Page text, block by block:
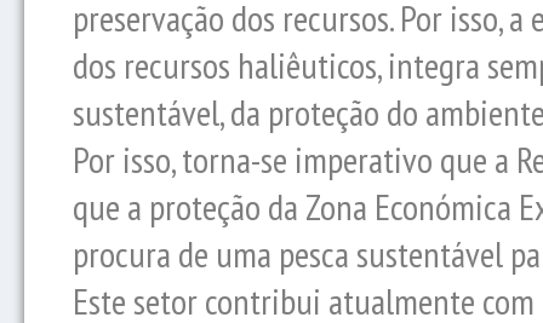
preservação dos recursos. Por isso,
dos recursos haliêuticos, integra
sustentável, da proteção do
Por isso, torna-se imperativo que a
que a proteção da Zona Económica
procura de uma pesca sustentável
Este setor contribui atualmente